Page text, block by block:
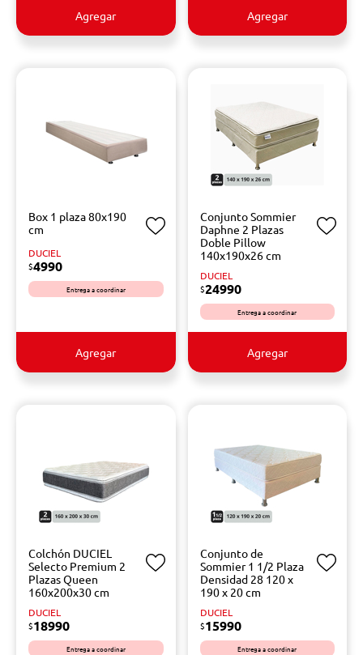
Agregar Agregar
Box 1 plaza 80x190
cm
DUCIEL
$4990
Entrega a coordinar
Agregar
Conjunto Sommier
Daphne 2 Plazas
Doble Pillow
140x190x26 cm
DUCIEL
$24990
Entrega a coordinar
Agregar
Colchón DUCIEL
Selecto Premium 2
Plazas Queen
160x200x30 cm
DUCIEL
$18990
Entrega a coordinar
Conjunto de
Sommier 1 1/2 Plaza
Densidad 28 120 x
190 x 20 cm
DUCIEL
$15990
Entrega a coordinar